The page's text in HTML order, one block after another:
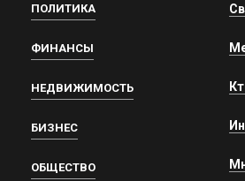
ПОЛИТИКА
ФИНАНСЫ
НЕДВИЖИМОСТЬ
БИЗНЕС
ОБЩЕСТВО